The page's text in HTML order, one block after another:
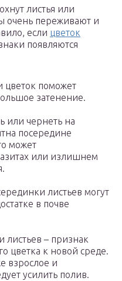
листья или
очень переживают и
если цветок
появляются
цветок поможет
затенение.
или чернеть на
посередине
может
или излишнем
листьев могут
в почве
листьев – признак
цветка к новой среде.
взрослое и
усилить полив.